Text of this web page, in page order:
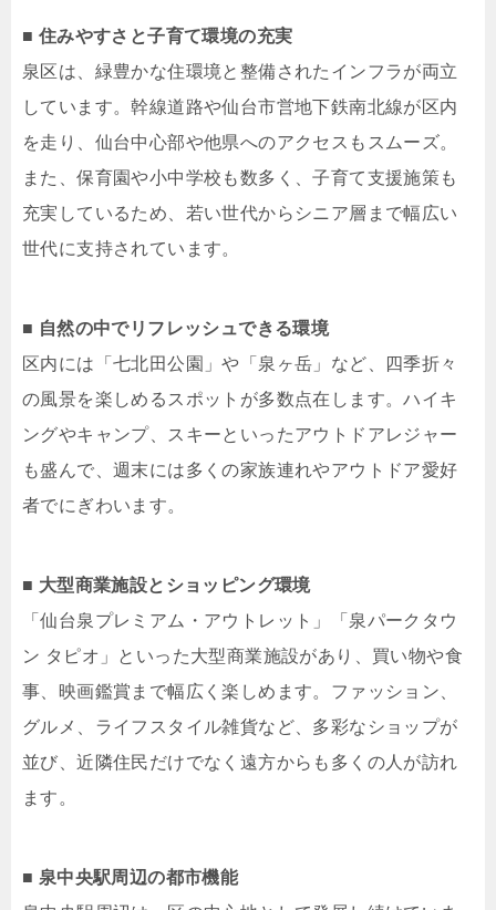
■ 住みやすさと子育て環境の充実
泉区は、緑豊かな住環境と整備されたインフラが両立
しています。幹線道路や仙台市営地下鉄南北線が区内
を走り、仙台中心部や他県へのアクセスもスムーズ。
また、保育園や小中学校も数多く、子育て支援施策も
充実しているため、若い世代からシニア層まで幅広い
世代に支持されています。
■ 自然の中でリフレッシュできる環境
区内には「七北田公園」や「泉ヶ岳」など、四季折々
の風景を楽しめるスポットが多数点在します。ハイキ
ングやキャンプ、スキーといったアウトドアレジャー
も盛んで、週末には多くの家族連れやアウトドア愛好
者でにぎわいます。
■ 大型商業施設とショッピング環境
「仙台泉プレミアム・アウトレット」「泉パークタウ
ン タピオ」といった大型商業施設があり、買い物や食
事、映画鑑賞まで幅広く楽しめます。ファッション、
グルメ、ライフスタイル雑貨など、多彩なショップが
並び、近隣住民だけでなく遠方からも多くの人が訪れ
ます。
■ 泉中央駅周辺の都市機能